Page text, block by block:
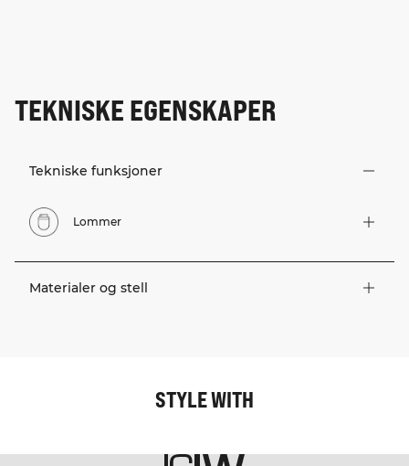
TEKNISKE EGENSKAPER
Tekniske funksjoner
Lommer
Materialer og stell
STYLE WITH